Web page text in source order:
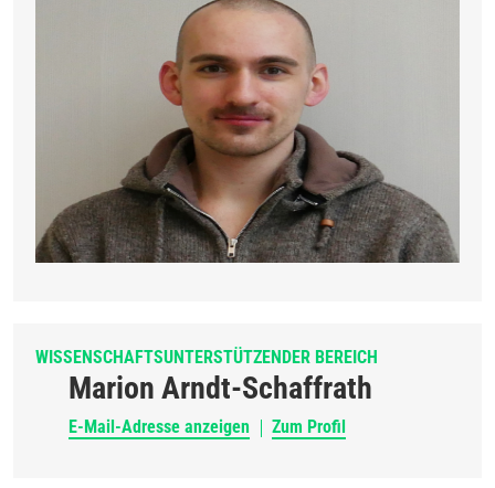
WISSENSCHAFTSUNTERSTÜTZENDER BEREICH
Marion Arndt-Schaffrath
E-Mail-Adresse anzeigen Zum Profil